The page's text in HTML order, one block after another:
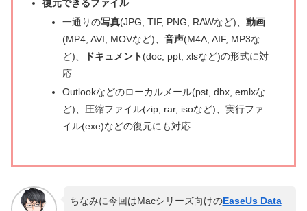
復元できるファイル
一通りの写真(JPG, TIF, PNG, RAWなど)、 動画
(MP4, AVI, MOVなど)、 音声(M4A, AIF, MP3な
ど)、
ドキュメント(doc, ppt, xlsなど)の形式に対
応
Outlookなどのローカルメール(pst, dbx, emlxな
ど)、圧縮ファイル(zip, rar, isoなど)、実行ファ
イル(exe)などの復元にも対応
ちなみに今回はMacシリーズ向けのEaseUs Data